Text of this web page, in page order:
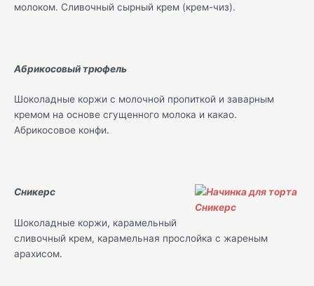
молоком. Сливочный сырный крем (крем-чиз).
Абрикосовый трюфель
Шоколадные коржи с молочной пропиткой и заварным
кремом на основе сгущенного молока и какао.
Абрикосовое конфи.
Сникерс
Шоколадные коржи, карамельный
сливочный крем, карамельная прослойка с жареным
арахисом.